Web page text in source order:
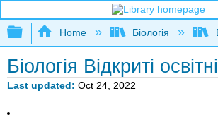
Expand/collapse global
Home Біологія
Біологія Відкриті
Last updated Oct 24, 2022